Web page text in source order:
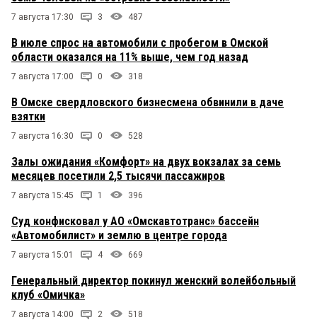
7 августа 17:30 3 487
В июле спрос на автомобили с пробегом в Омской
области оказался на 11% выше, чем год назад
7 августа 17:00 0 318
В Омске свердловского бизнесмена обвинили в даче
взятки
7 августа 16:30 0 528
Залы ожидания «Комфорт» на двух вокзалах за семь
месяцев посетили 2,5 тысячи пассажиров
7 августа 15:45 1 396
Суд конфисковал у АО «Омскавтотранс» бассейн
«Автомобилист» и землю в центре города
7 августа 15:01 4 669
Генеральный директор покинул женский волейбольный
клуб «Омичка»
7 августа 14:00 2 518